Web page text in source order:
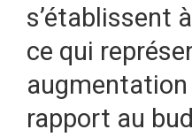
s’établissent
ce qui
augmentation
rapport au